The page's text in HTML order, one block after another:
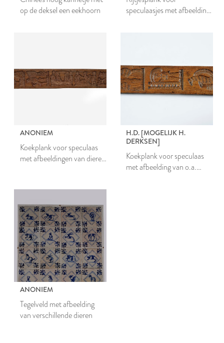
op de deksel een eekhoorn
speculaasjes met afbeelding
ANONIEM
Koekplank voor speculaas
met afbeeldingen van dieren
H.D. [MOGELIJK H.
DERKSEN]
Koekplank voor speculaas
met afbeelding van o.a.
ANONIEM
Tegelveld met afbeelding
van verschillende dieren